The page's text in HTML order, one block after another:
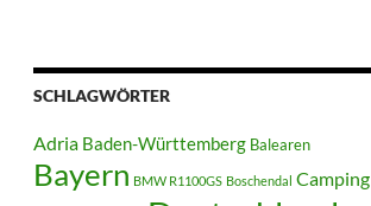
SCHLAGWÖRTER
Adria Baden-Württemberg Balearen
Bayern BMW R1100GS Boschendal Camping